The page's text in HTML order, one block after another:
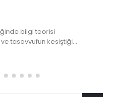
bilgi teorisi
tasavvufun kesiştiği...